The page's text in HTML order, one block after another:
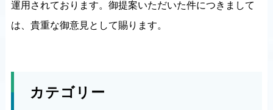
運用されております。御提案いただいた件につきまして
は、貴重な御意見として賜ります。
カテゴリー